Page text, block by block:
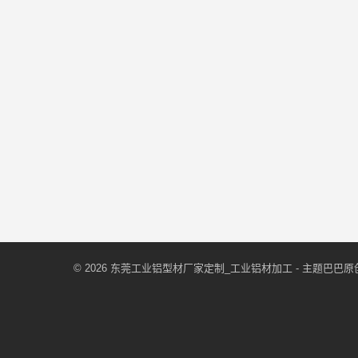
© 2026 东莞工业铝型材厂家定制_工业铝材加工 - 主题巴巴